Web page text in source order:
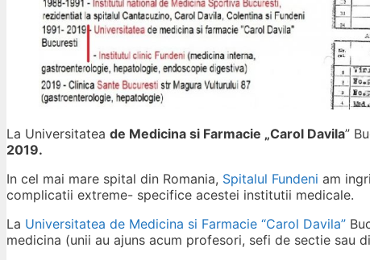
La Universitatea de Medicina si Farmacie „Carol Davila”
2019.
In cel mai mare spital din Romania, Spitalul Fundeni am
complicatii extreme- specifice acestei institutii medicale.
La Universitatea de Medicina si Farmacie “Carol Davila”
medicina (unii au ajuns acum profesori, sefi de sectie sau